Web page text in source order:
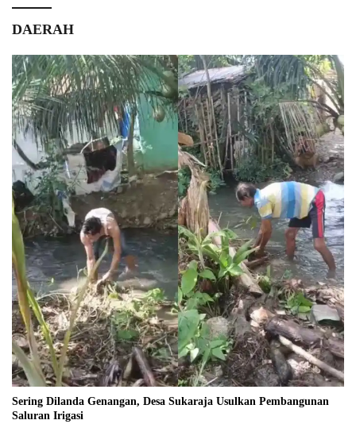
DAERAH
Sering Dilanda Genangan, Desa Sukaraja Usulkan Pembangunan
Saluran Irigasi